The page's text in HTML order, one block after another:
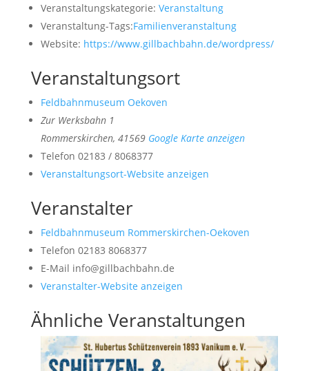
Veranstaltungskategorie: Veranstaltung
Veranstaltung-Tags:Familienveranstaltung
Website: https://www.gillbachbahn.de/wordpress/
Veranstaltungsort
Feldbahnmuseum Oekoven
Zur Werksbahn 1
Rommerskirchen, 41569 Google Karte anzeigen
Telefon 02183 / 8068377
Veranstaltungsort-Website anzeigen
Veranstalter
Feldbahnmuseum Rommerskirchen-Oekoven
Telefon 02183 8068377
E-Mail info@gillbachbahn.de
Veranstalter-Website anzeigen
Ähnliche Veranstaltungen